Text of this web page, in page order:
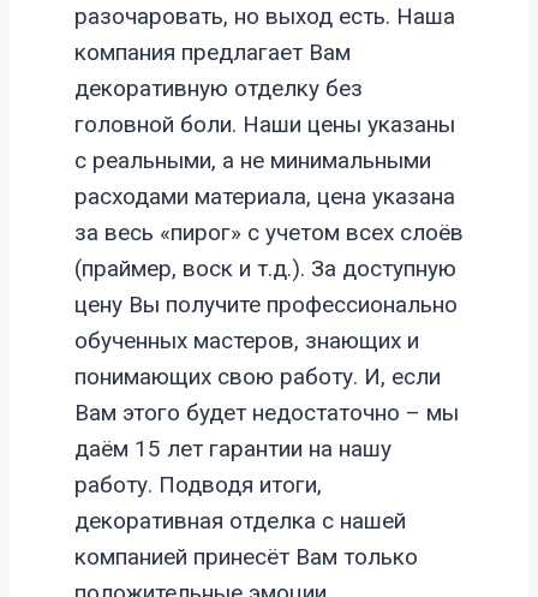
разочаровать, но выход есть. Наша
компания предлагает Вам
декоративную отделку без
головной боли. Наши цены указаны
с реальными, а не минимальными
расходами материала, цена указана
за весь «пирог» с учетом всех слоёв
(праймер, воск и т.д.). За доступную
цену Вы получите профессионально
обученных мастеров, знающих и
понимающих свою работу. И, если
Вам этого будет недостаточно – мы
даём 15 лет гарантии на нашу
работу. Подводя итоги,
декоративная отделка с нашей
компанией принесёт Вам только